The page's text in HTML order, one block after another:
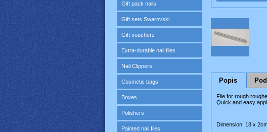
Gift pack nails
Gift sets Swarovski
Gift vouchers
Extra-durable nail files
Nail Clippers
Cosmetic bags
Boxes
Polishers
Painted nail files
Popis
File for rough
Quick and easy
Dimension: 18 x